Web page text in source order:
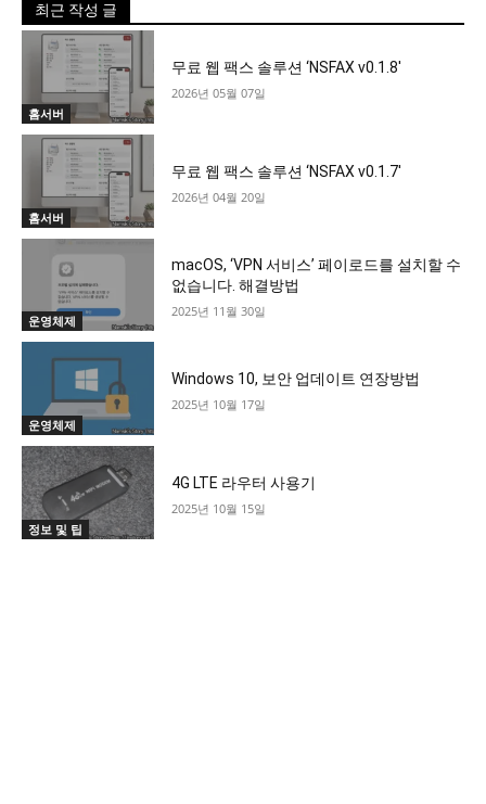
최근 작성 글
홈서버
무료 웹 팩스 솔루션 ‘NSFAX v0.1.8′
2026년 05월 07일
홈서버
무료 웹 팩스 솔루션 ‘NSFAX v0.1.7′
2026년 04월 20일
운영체제
macOS, ‘VPN 서비스’ 페이로드를 설치할 수
없습니다. 해결방법
2025년 11월 30일
운영체제
Windows 10, 보안 업데이트 연장방법
2025년 10월 17일
정보 및 팁
4G LTE 라우터 사용기
2025년 10월 15일